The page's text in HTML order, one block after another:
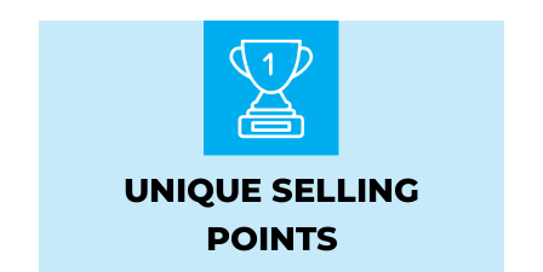
UNIQUE SELLING
POINTS